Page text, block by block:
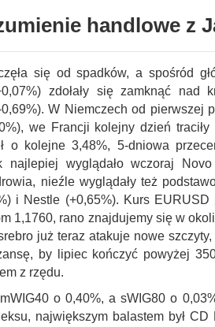
handlowe z
się od spadków, a spośród
zdołały się zamknąć nad
W Niemczech od pierwszej
we Francji kolejny dzień traciły
o kolejne 3,48%, 5-dniowa
najlepiej wyglądało wczoraj
nieźle wyglądały też
i Nestle (+0,65%). Kurs
1,1760, rano znajdujemy się w
już teraz atakuje nowe
by lipiec kończyć powyżej
z rzędu.
o 0,40%, a sWIG80 o
największym balastem był